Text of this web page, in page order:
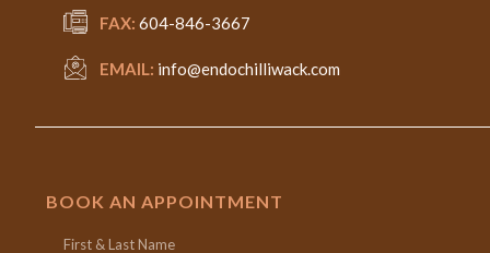
FAX: 604-846-3667
EMAIL: info@endochilliwack.com
BOOK AN APPOINTMENT